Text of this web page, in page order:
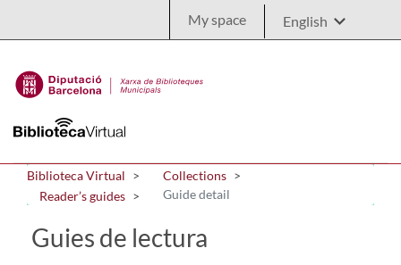
My space
Biblioteca Virtual
Collections
Reader’s guides
Guide detail
Guies de lectura